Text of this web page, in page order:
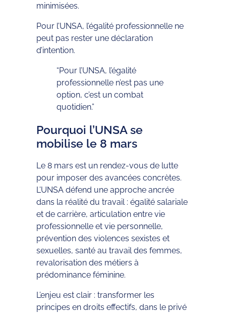
minimisées.
Pour l’UNSA, l’égalité professionnelle ne
peut pas rester une déclaration
d’intention.
“Pour l’UNSA, l’égalité
professionnelle n’est pas une
option, c’est un combat
quotidien.”
Pourquoi l’UNSA se
mobilise le 8 mars
Le 8 mars est un rendez-vous de lutte
pour imposer des avancées concrètes.
L’UNSA défend une approche ancrée
dans la réalité du travail : égalité salariale
et de carrière, articulation entre vie
professionnelle et vie personnelle,
prévention des violences sexistes et
sexuelles, santé au travail des femmes,
revalorisation des métiers à
prédominance féminine.
L’enjeu est clair : transformer les
principes en droits effectifs, dans le privé